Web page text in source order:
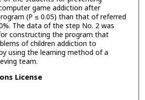
game addiction after
(P ≤ 0.05) than that of referred
The data of the step No. 2 was
constructing the program that
of children addiction to
using the learning method of a
team.
License